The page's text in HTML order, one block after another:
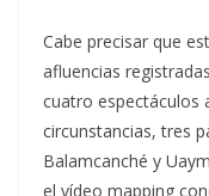
Cabe precisar que
afluencias
cuatro espectáculos
circunstancias, tres
Balamcanché y
el vídeo mapping